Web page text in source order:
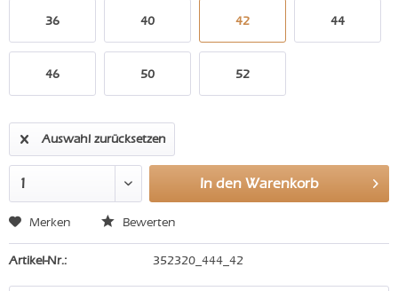
36 40 42 44
46 50 52
Auswahl zurücksetzen
In den Warenkorb
Merken Bewerten
Artikel-Nr.: 352320_444_42